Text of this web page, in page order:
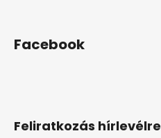
Feliratkozás hírlevélre
Facebook